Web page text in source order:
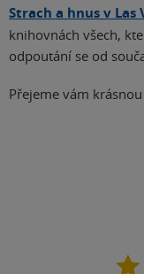
Strach a hnus v Las
knihovnách všech,
odpoutání se od
Přejeme vám